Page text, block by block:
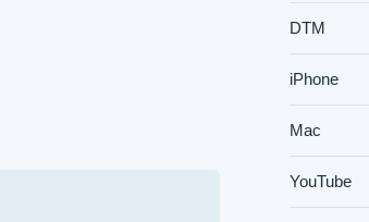
DTM
iPhone
Mac
YouTube